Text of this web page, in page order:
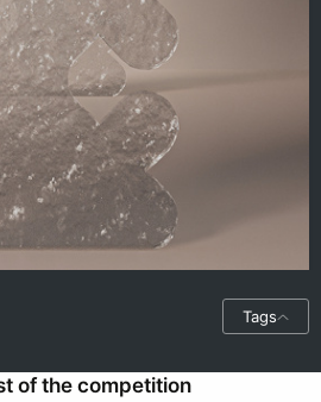
Tags
of the competition